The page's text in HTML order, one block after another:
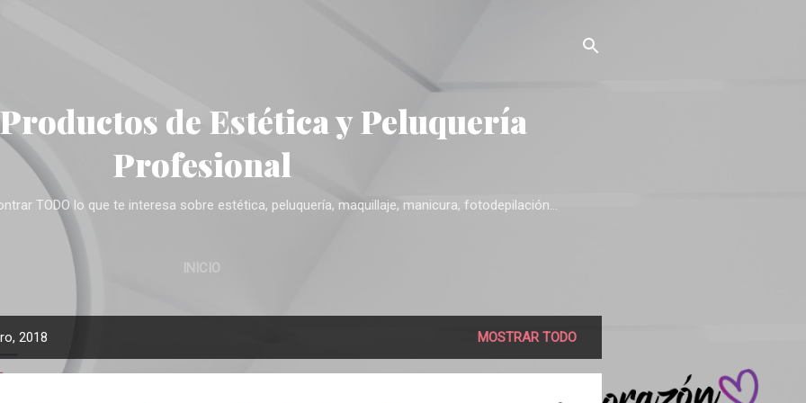
de Estética y Peluquería
Profesional
TODO lo que te interesa sobre estética, peluquería, maquillaje, manicura, fotodepilación...
INICIO
2018 MOSTRAR TODO